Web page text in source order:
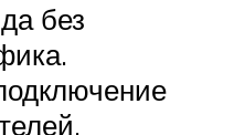
без